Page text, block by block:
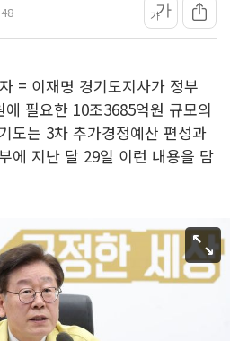
가가
= 이재명 경기도지사가 정부
필요한 10조3685억원 규모의
도는 3차 추가경정예산 편성과
에 지난 달 29일 이런 내용을 담